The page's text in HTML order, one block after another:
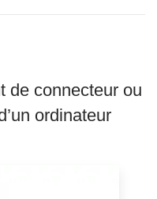
de connecteur ou
ordinateur